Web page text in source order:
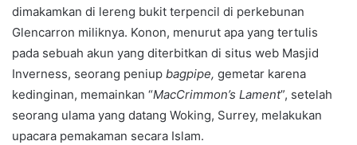
dimakamkan di lereng bukit terpencil di perkebunan
Glencarron miliknya. Konon, menurut apa yang tertulis
pada sebuah akun yang diterbitkan di situs web Masjid
Inverness, seorang peniup bagpipe, gemetar karena
kedinginan, memainkan “MacCrimmon’s Lament”, setelah
seorang ulama yang datang Woking, Surrey, melakukan
upacara pemakaman secara Islam.